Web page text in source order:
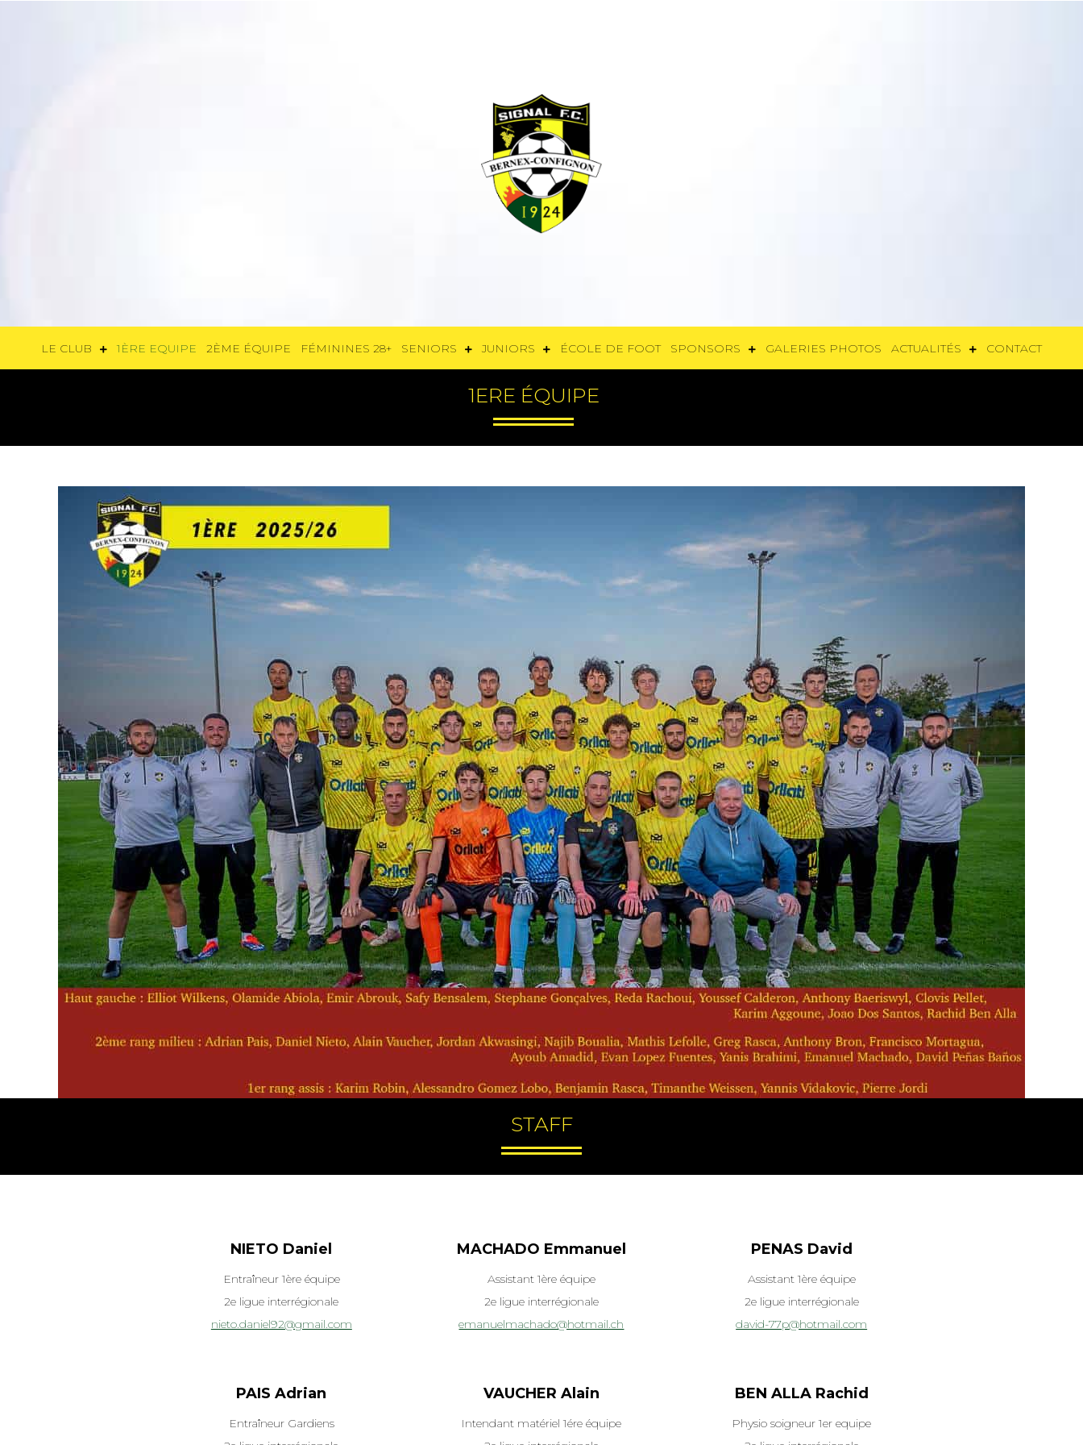
LE CLUB 1ÈRE EQUIPE 2ÈME ÉQUIPE FÉMININES 28+ SENIORS JUNIORS ÉCOLE DE FOOT SPONSORS GALERIES PHOTOS ACTUALITÉS CONTACT
1ERE ÉQUIPE
STAFF
NIETO Daniel
Entraîneur 1ère équipe
2e ligue interrégionale
nieto.daniel92@gmail.com
MACHADO Emmanuel
Assistant 1ère équipe
2e ligue interrégionale
emanuelmachado@hotmail.ch
PENAS David
Assistant 1ère équipe
2e ligue interrégionale
david-77p@hotmail.com
PAIS Adrian
Entraîneur Gardiens
VAUCHER Alain
Intendant matériel 1ére équipe
BEN ALLA Rachid
Physio soigneur 1er equipe